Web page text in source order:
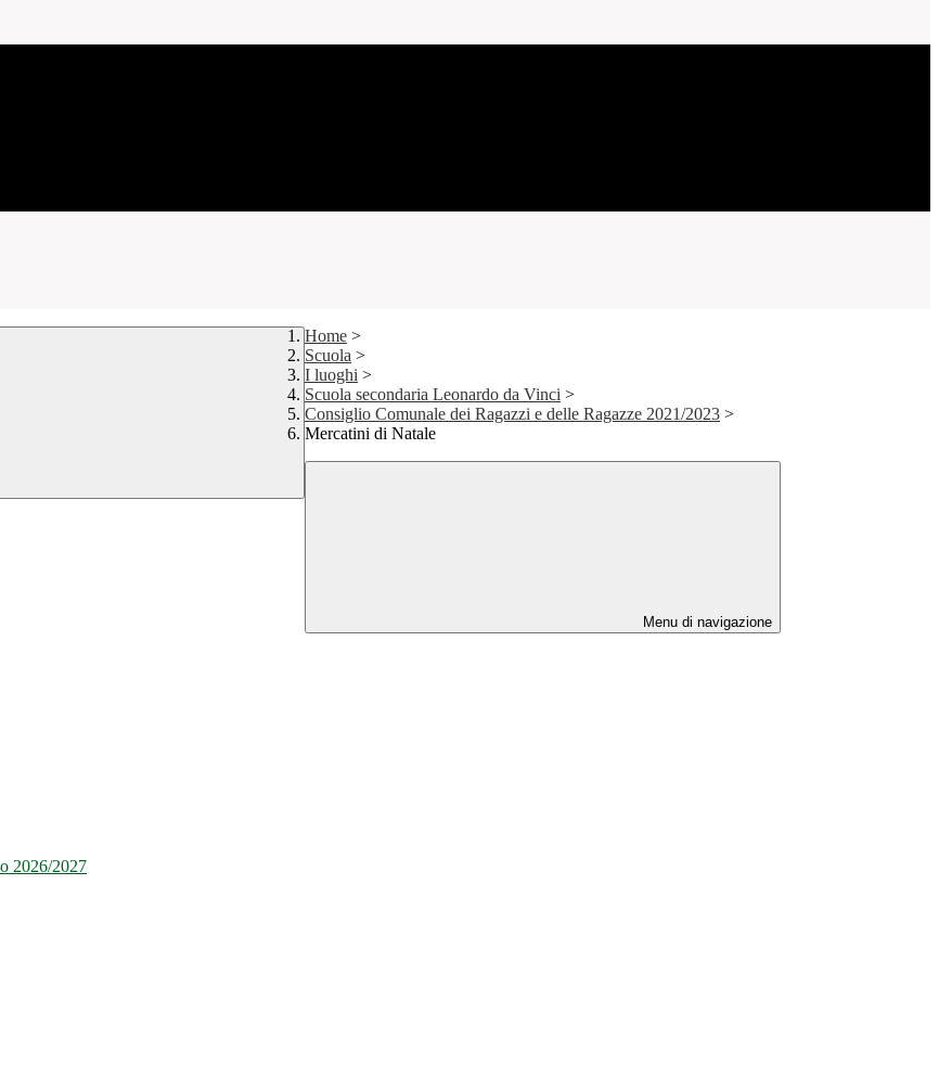
Home >
Scuola >
I luoghi >
Scuola secondaria Leonardo da Vinci >
Consiglio Comunale dei Ragazzi e delle Ragazze 2021/2023 >
Mercatini di Natale
Menu di navigazione
2026/2027